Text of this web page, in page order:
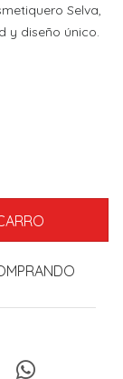
Selva,
y diseño único.